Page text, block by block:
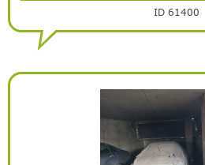
ID 61400